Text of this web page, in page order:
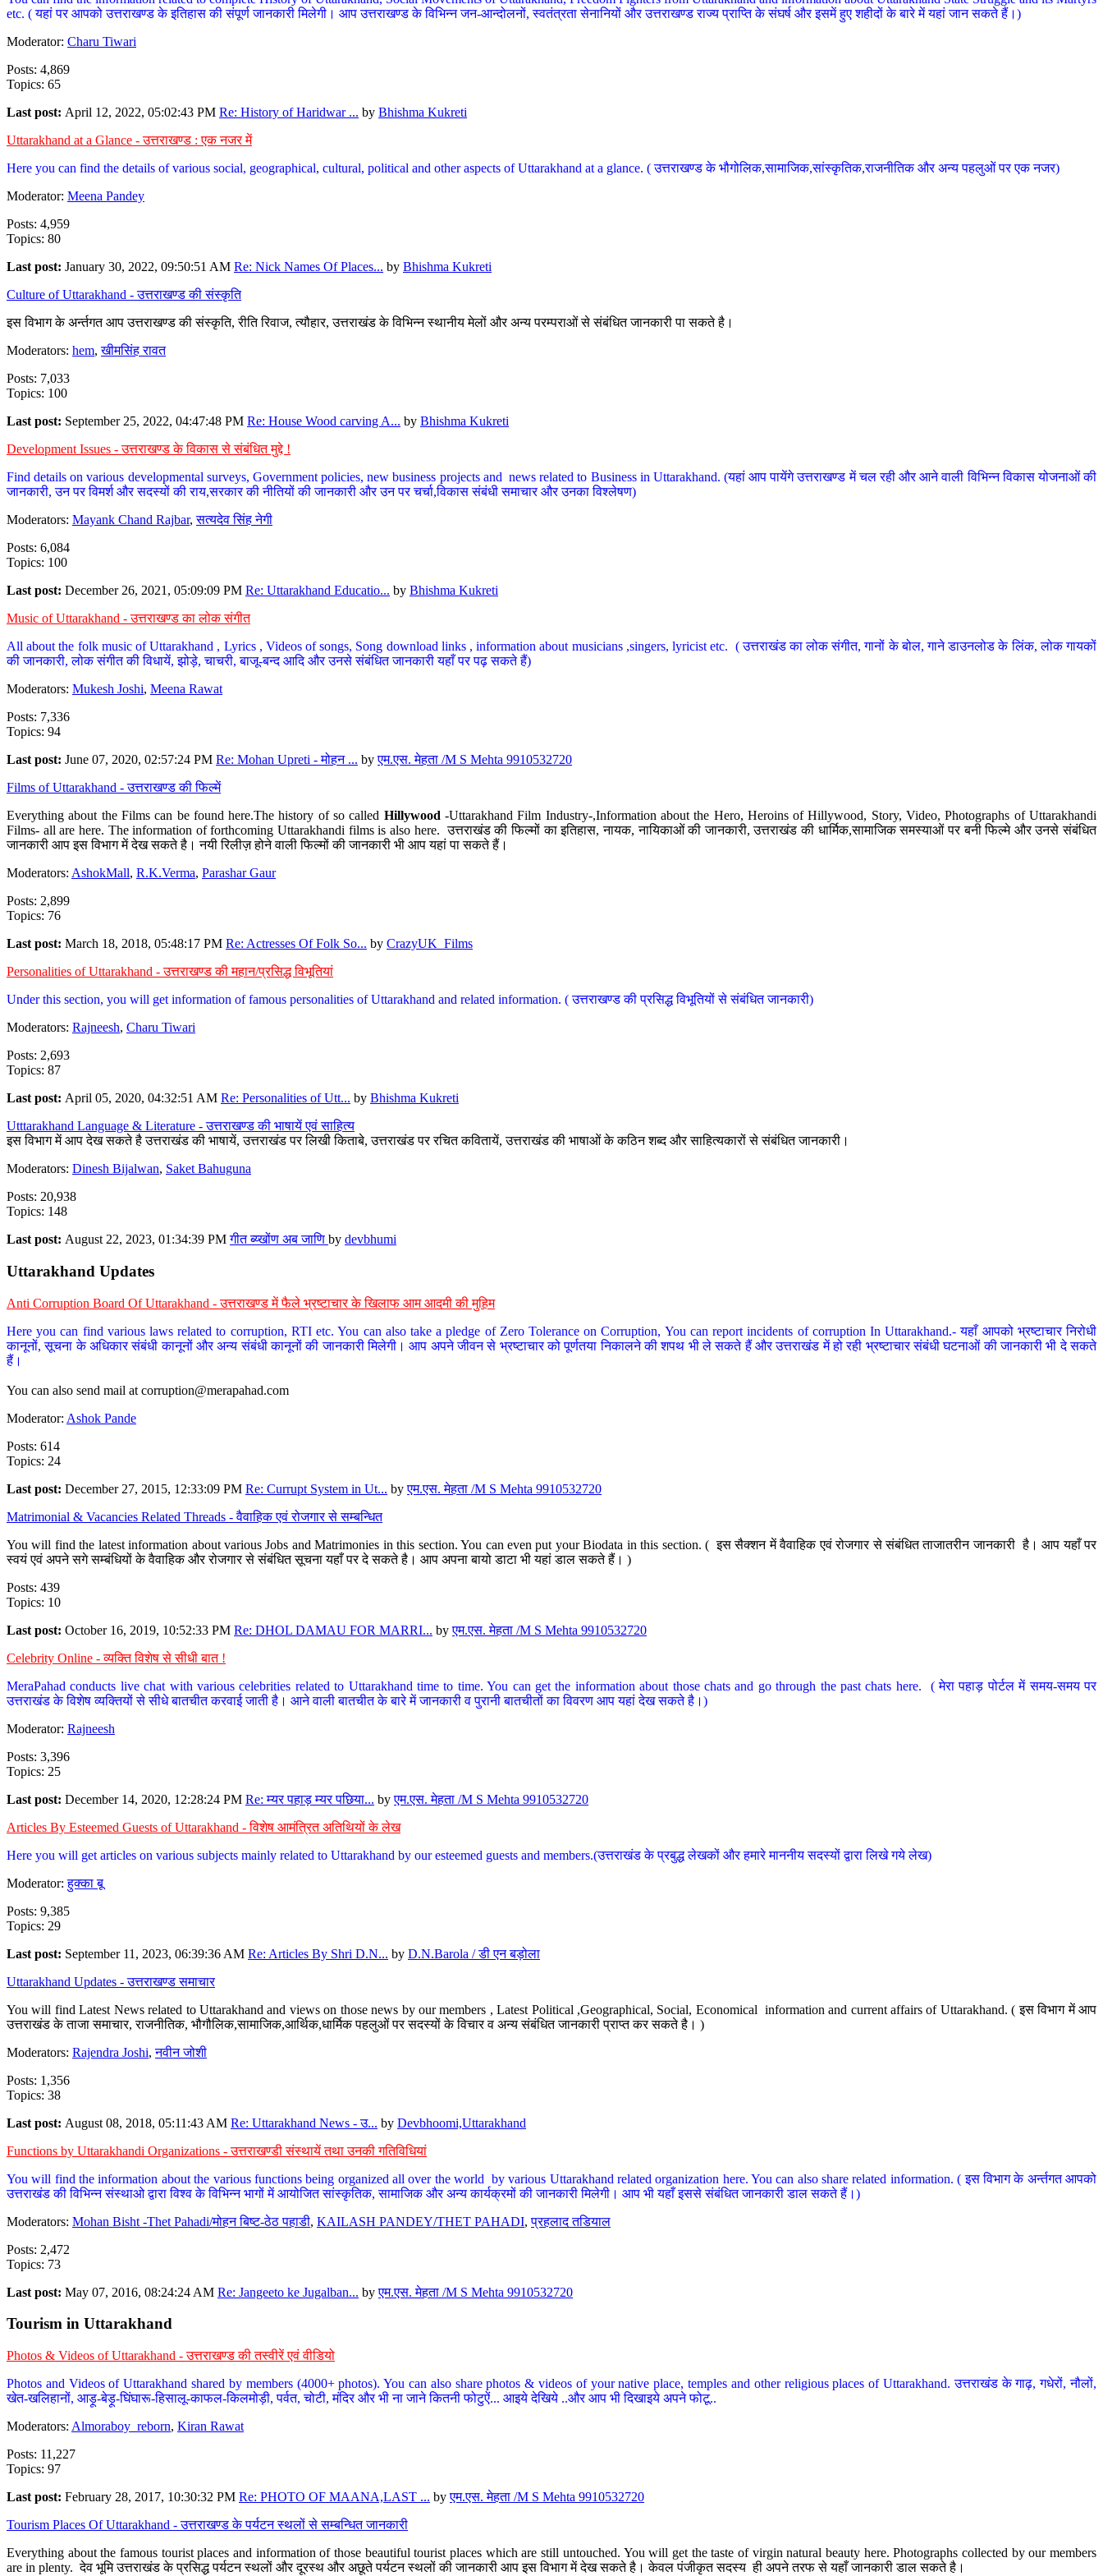
etc. ( यहां पर आपको उत्तराखण्ड के इतिहास की संपूर्ण जानकारी मिलेगी। आप उत्तराखण्ड के विभिन्न जन-आन्दोलनों, स्वतंत्रता सेनानियों और उत्तराखण्ड राज्य प्राप्ति के संघर्ष और इसमें हुए शहीदों के बारे में यहां जान सकते हैं।)
Moderator: Charu Tiwari
Posts: 4,869
Topics: 65
Last post: April 12, 2022, 05:02:43 PM Re: History of Haridwar ... by Bhishma Kukreti
Uttarakhand at a Glance - उत्तराखण्ड : एक नजर में
Here you can find the details of various social, geographical, cultural, political and other aspects of Uttarakhand at a glance. ( उत्तराखण्ड के भौगोलिक,सामाजिक,सांस्कृतिक,राजनीतिक और अन्य पहलुओं पर एक नजर)
Moderator: Meena Pandey
Posts: 4,959
Topics: 80
Last post: January 30, 2022, 09:50:51 AM Re: Nick Names Of Places... by Bhishma Kukreti
Culture of Uttarakhand - उत्तराखण्ड की संस्कृति
इस विभाग के अर्न्तगत आप उत्तराखण्ड की संस्कृति, रीति रिवाज, त्यौहार, उत्तराखंड के विभिन्न स्थानीय मेलों और अन्य परम्पराओं से संबंधित जानकारी पा सकते है।
Moderators: hem,खीमसिंह रावत
Posts: 7,033
Topics: 100
Last post: September 25, 2022, 04:47:48 PM Re: House Wood carving A... by Bhishma Kukreti
Development Issues - उत्तराखण्ड के विकास से संबंधित मुद्दे !
Find details on various developmental surveys, Government policies, new business projects and news related to Business in Uttarakhand. (यहां आप पायेंगे उत्तराखण्ड में चल रही और आने वाली विभिन्न विकास योजनाओं की
जानकारी, उन पर विमर्श और सदस्यों की राय,सरकार की नीतियों की जानकारी और उन पर चर्चा,विकास संबंधी समाचार और उनका विश्लेषण)
Moderators: Mayank Chand Rajbar,सत्यदेव सिंह नेगी
Posts: 6,084
Topics: 100
Last post: December 26, 2021, 05:09:09 PM Re: Uttarakhand Educatio... by Bhishma Kukreti
Music of Uttarakhand - उत्तराखण्ड का लोक संगीत
All about the folk music of Uttarakhand , Lyrics , Videos of songs, Song download links , information about musicians ,singers, lyricist etc. ( उत्तराखंड का लोक संगीत, गानों के बोल, गाने डाउनलोड के लिंक, लोक गायकों
की जानकारी, लोक संगीत की विधायें, झोड़े, चाचरी, बाजू-बन्द आदि और उनसे संबंधित जानकारी यहाँ पर पढ़ सकते हैं)
Moderators: Mukesh Joshi, Meena Rawat
Posts: 7,336
Topics: 94
Last post: June 07, 2020, 02:57:24 PM Re: Mohan Upreti - मोहन ... byएम.एस. मेहता /M S Mehta 9910532720
Films of Uttarakhand - उत्तराखण्ड की फिल्में
Everything about the Films can be found here.The history of so called Hillywood-Uttarakhand Film Industry-,Information about the Hero, Heroins of Hillywood, Story, Video, Photographs of Uttarakhandi
Films- all are here. The information of forthcoming Uttarakhandi films is also here. उत्तराखंड की फिल्मों का इतिहास, नायक, नायिकाओं की जानकारी, उत्तराखंड की धार्मिक,सामाजिक समस्याओं पर बनी फिल्मे और उनसे संबंधित
जानकारी आप इस विभाग में देख सकते है। नयी रिलीज़ होने वाली फिल्मों की जानकारी भी आप यहां पा सकते हैं।
Moderators: AshokMall, R.K.Verma, Parashar Gaur
Posts: 2,899
Topics: 76
Last post: March 18, 2018, 05:48:17 PM Re: Actresses Of Folk So... by CrazyUK_Films
Personalities of Uttarakhand - उत्तराखण्ड की महान/प्रसिद्ध विभूतियां
Under this section, you will get information of famous personalities of Uttarakhand and related information. ( उत्तराखण्ड की प्रसिद्ध विभूतियों से संबंधित जानकारी)
Moderators: Rajneesh, Charu Tiwari
Posts: 2,693
Topics: 87
Last post: April 05, 2020, 04:32:51 AM Re: Personalities of Utt... by Bhishma Kukreti
Utttarakhand Language & Literature - उत्तराखण्ड की भाषायें एवं साहित्य
इस विभाग में आप देख सकते है उत्तराखंड की भाषायें, उत्तराखंड पर लिखी किताबे, उत्तराखंड पर रचित कवितायें, उत्तराखंड की भाषाओं के कठिन शब्द और साहित्यकारों से संबंधित जानकारी।
Moderators: Dinesh Bijalwan, Saket Bahuguna
Posts: 20,938
Topics: 148
Last post: August 22, 2023, 01:34:39 PMगीत ब्य्खोंण अब जाणि by devbhumi
Uttarakhand Updates
Anti Corruption Board Of Uttarakhand - उत्तराखण्ड में फैले भ्रष्टाचार के खिलाफ आम आदमी की मुहिम
Here you can find various laws related to corruption, RTI etc. You can also take a pledge of Zero Tolerance on Corruption, You can report incidents of corruption In Uttarakhand.- यहाँ आपको भ्रष्टाचार निरोधी
कानूनों, सूचना के अधिकार संबंधी कानूनों और अन्य संबंधी कानूनों की जानकारी मिलेगी। आप अपने जीवन से भ्रष्टाचार को पूर्णतया निकालने की शपथ भी ले सकते हैं और उत्तराखंड में हो रही भ्रष्टाचार संबंधी घटनाओं की जानकारी भी दे सकते
हैं।
You can also send mail at corruption@merapahad.com
Moderator: Ashok Pande
Posts: 614
Topics: 24
Last post: December 27, 2015, 12:33:09 PM Re: Currupt System in Ut... byएम.एस. मेहता /M S Mehta 9910532720
Matrimonial & Vacancies Related Threads - वैवाहिक एवं रोजगार से सम्बन्धित
You will find the latest information about various Jobs and Matrimonies in this section. You can even put your Biodata in this section. ( इस सैक्शन में वैवाहिक एवं रोजगार से संबंधित ताजातरीन जानकारी है। आप यहाँ पर
स्वयं एवं अपने सगे सम्बंधियों के वैवाहिक और रोजगार से संबंधित सूचना यहाँ पर दे सकते है। आप अपना बायो डाटा भी यहां डाल सकते हैं। )
Posts: 439
Topics: 10
Last post: October 16, 2019, 10:52:33 PM Re: DHOL DAMAU FOR MARRI... byएम.एस. मेहता /M S Mehta 9910532720
Celebrity Online - व्यक्ति विशेष से सीधी बात !
MeraPahad conducts live chat with various celebrities related to Uttarakhand time to time. You can get the information about those chats and go through the past chats here. ( मेरा पहाड़ पोर्टल में समय-समय पर
उत्तराखंड के विशेष व्यक्तियों से सीधे बातचीत करवाई जाती है। आने वाली बातचीत के बारे में जानकारी व पुरानी बातचीतों का विवरण आप यहां देख सकते है।)
Moderator: Rajneesh
Posts: 3,396
Topics: 25
Last post: December 14, 2020, 12:28:24 PM Re: म्यर पहाड़ म्यर पछिया... byएम.एस. मेहता /M S Mehta 9910532720
Articles By Esteemed Guests of Uttarakhand - विशेष आमंत्रित अतिथियों के लेख
Here you will get articles on various subjects mainly related to Uttarakhand by our esteemed guests and members.(उत्तराखंड के प्रबुद्ध लेखकों और हमारे माननीय सदस्यों द्वारा लिखे गये लेख)
Moderator:हुक्का बू
Posts: 9,385
Topics: 29
Last post: September 11, 2023, 06:39:36 AM Re: Articles By Shri D.N... by D.N.Barola / डी एन बड़ोला
Uttarakhand Updates - उत्तराखण्ड समाचार
You will find Latest News related to Uttarakhand and views on those news by our members , Latest Political ,Geographical, Social, Economical information and current affairs of Uttarakhand. ( इस विभाग में आप
उत्तराखंड के ताजा समाचार, राजनीतिक, भौगौलिक,सामाजिक,आर्थिक,धार्मिक पहलुओं पर सदस्यों के विचार व अन्य संबंधित जानकारी प्राप्त कर सकते है। )
Moderators: Rajendra Joshi,नवीन जोशी
Posts: 1,356
Topics: 38
Last post: August 08, 2018, 05:11:43 AM Re: Uttarakhand News - उ... by Devbhoomi,Uttarakhand
Functions by Uttarakhandi Organizations - उत्तराखण्डी संस्थायें तथा उनकी गतिविधियां
You will find the information about the various functions being organized all over the world by various Uttarakhand related organization here. You can also share related information. ( इस विभाग के अर्न्तगत आपको
उत्तराखंड की विभिन्न संस्थाओ द्वारा विश्व के विभिन्न भागों में आयोजित सांस्कृतिक, सामाजिक और अन्य कार्यक्रमों की जानकारी मिलेगी। आप भी यहाँ इससे संबंधित जानकारी डाल सकते हैं।)
Moderators: Mohan Bisht -Thet Pahadi/मोहन बिष्ट-ठेठ पहाडी, KAILASH PANDEY/THET PAHADI,प्रहलाद तडियाल
Posts: 2,472
Topics: 73
Last post: May 07, 2016, 08:24:24 AM Re: Jangeeto ke Jugalban... byएम.एस. मेहता /M S Mehta 9910532720
Tourism in Uttarakhand
Photos & Videos of Uttarakhand - उत्तराखण्ड की तस्वीरें एवं वीडियो
Photos and Videos of Uttarakhand shared by members (4000+ photos). You can also share photos & videos of your native place, temples and other religious places of Uttarakhand. उत्तराखंड के गाढ़, गधेरों, नौलों,
खेत-खलिहानों, आड़ू-बेड़ू-घिंघारू-हिसालू-काफल-किलमोड़ी, पर्वत, चोटी, मंदिर और भी ना जाने कितनी फोटुऐं... आइये देखिये ..और आप भी दिखाइये अपने फोटू..
Moderators: Almoraboy_reborn, Kiran Rawat
Posts: 11,227
Topics: 97
Last post: February 28, 2017, 10:30:32 PM Re: PHOTO OF MAANA,LAST ... byएम.एस. मेहता /M S Mehta 9910532720
Tourism Places Of Uttarakhand - उत्तराखण्ड के पर्यटन स्थलों से सम्बन्धित जानकारी
Everything about the famous tourist places and information of those beautiful tourist places which are still untouched. You will get the taste of virgin natural beauty here. Photographs collected by our members
are in plenty. देव भूमि उत्तराखंड के प्रसिद्ध पर्यटन स्थलों और दूरस्थ और अछूते पर्यटन स्थलों की जानकारी आप इस विभाग में देख सकते है। केवल पंजीकृत सदस्य ही अपने तरफ से यहाँ जानकारी डाल सकते है।